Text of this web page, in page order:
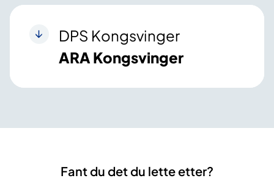
DPS Kongsvinger
ARA Kongsvinger
Fant du det du lette etter?